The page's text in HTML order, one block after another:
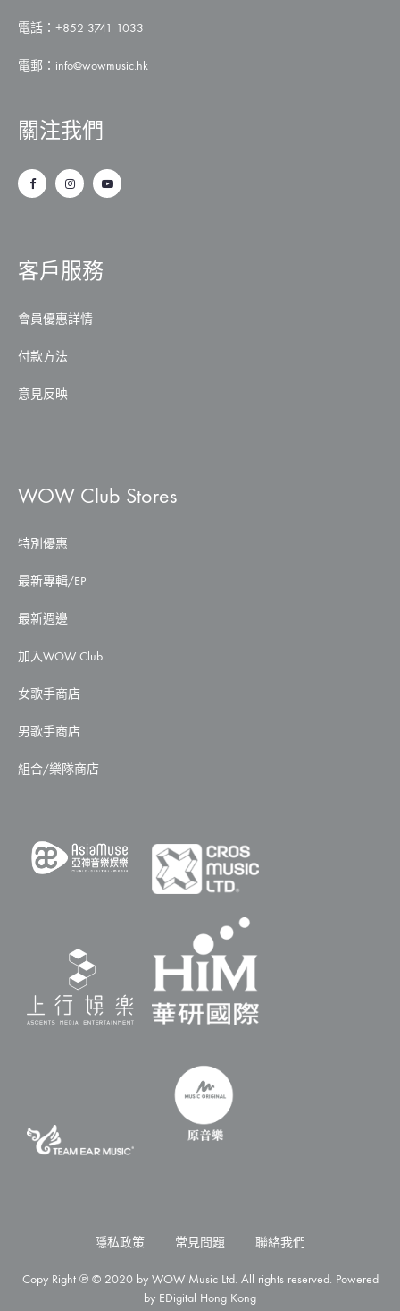
電話：+852 3741 1033
電郵： info@wowmusic.hk
關注我們
客戶服務
會員優惠詳情
付款方法
意見反映
WOW Club Stores
特別優惠
最新專輯/EP
最新週邊
加入WOW Club
女歌手商店
男歌手商店
組合/樂隊商店
Copy Right ℗ © 2020 by WOW Music Ltd. All rights reserved. Powered
by EDigital Hong Kong
隱私政策 常見問題 聯絡我們